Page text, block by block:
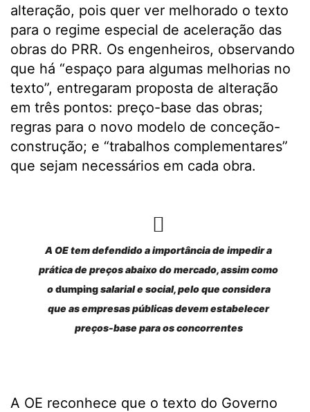
alteração, pois quer ver melhorado o texto
para o regime especial de aceleração das
obras do PRR. Os engenheiros, observando
que há “espaço para algumas melhorias no
texto”, entregaram proposta de alteração
em três pontos: preço-base das obras;
regras para o novo modelo de conceção-
construção; e “trabalhos complementares”
que sejam necessários em cada obra.
A OE tem defendido a importância de impedir a
prática de preços abaixo do mercado, assim como
odumpingsalarial e social, pelo que considera
que as empresas públicas devem estabelecer
preços-base para os concorrentes
A OE reconhece que o texto do Governo